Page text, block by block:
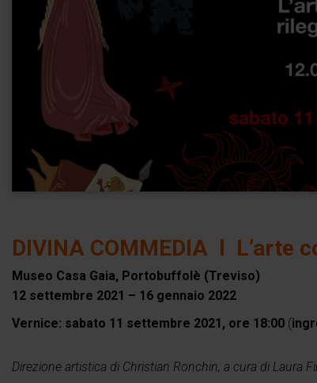
DIVINA COMMEDIA l L’arte
Museo Casa Gaia, Portobuffolè (Treviso)
12 settembre 2021 – 16 gennaio 2022
Vernice: sabato 11 settembre 2021, ore 18:00 (
Direzione artistica di Christian Ronchin, a cura di Laura